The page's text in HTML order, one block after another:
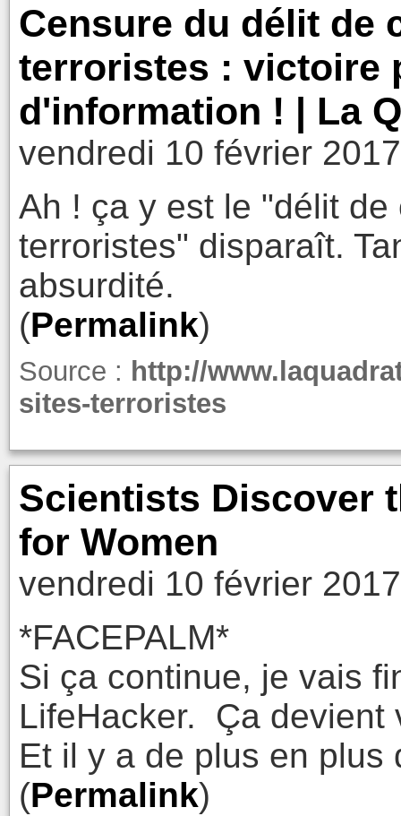
Censure du délit de
terroristes : victoire
d'information ! | La
vendredi 10 février
Ah ! ça y est le "délit
terroristes" disparaît.
absurdité.
(Permalink)
Source : http://
sites-terroristes
Scientists Discover
for Women
vendredi 10 février
*FACEPALM*
Si ça continue, je vais
LifeHacker. Ça devient
Et il y a de plus en plus
(Permalink)